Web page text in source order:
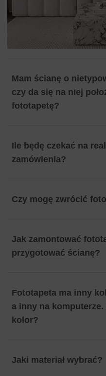
Mam ścianę o
czy da się na niej
fototapetę?
Ile będę czekać na
zamówienia?
Czy mogę zwrócić
Jak zamontować
przygotować ścianę?
Fototapeta ma inny
a inny na
kolor?
Jaki materiał wybrać?